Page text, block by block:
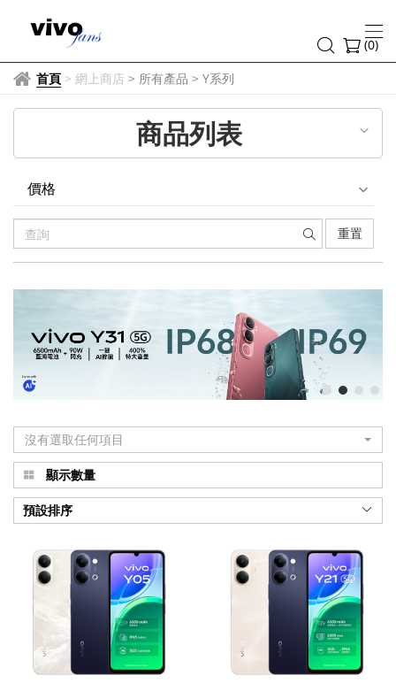
系
列
(0)
首頁 > 網上商店 > 所有產品 > Y系列
商品列表
價格
重置
沒有選取任何項目
顯示數量
預設排序